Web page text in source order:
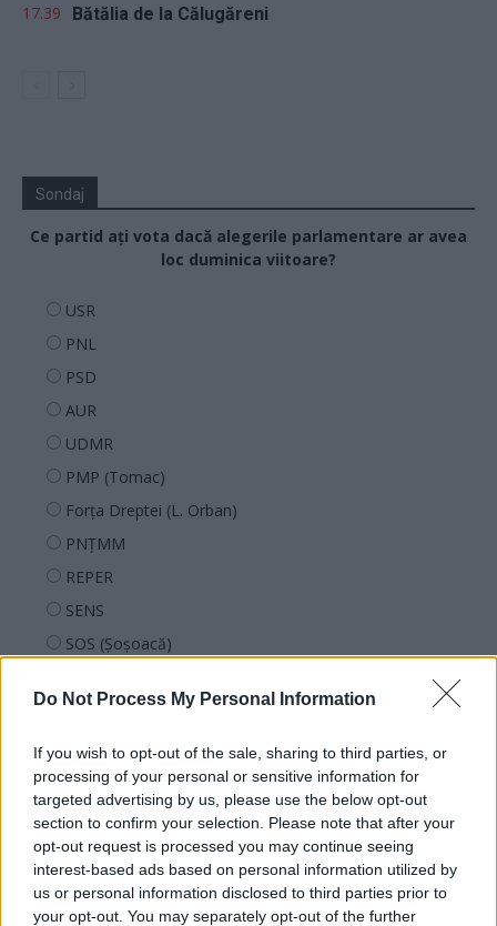
Do Not Process My Personal Information
If you wish to opt-out of the sale, sharing to third parties, or
processing of your personal or sensitive information for
targeted advertising by us, please use the below opt-out
section to confirm your selection. Please note that after your
opt-out request is processed you may continue seeing
interest-based ads based on personal information utilized by
us or personal information disclosed to third parties prior to
your opt-out. You may separately opt-out of the further
17.39 Bătălia de la Călugăreni
Sondaj
Ce partid ați vota dacă alegerile parlamentare ar avea
loc duminica viitoare?
USR
PNL
PSD
AUR
UDMR
PMP (Tomac)
Forța Dreptei (L. Orban)
PNȚMM
REPER
SENS
SOS (Șoșoacă)
PACE (Peia)
Acțiunea Conservatoare (Târziu)
PDF (Lazarus)
PUSL (D. Voiculescu)
PNȚCD (Pavelescu)
PNCR (Terheș)
Partidul Patrioților (Surugiu)